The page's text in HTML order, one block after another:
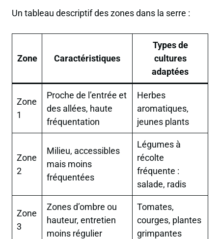
Un tableau descriptif des zones dans la serre :
Zone Caractéristiques
Types de
cultures
adaptées
Zone
1
Proche de l’entrée et
des allées, haute
fréquentation
Herbes
aromatiques,
jeunes plants
Zone
2
Milieu, accessibles
mais moins
fréquentées
Légumes à
récolte
fréquente :
salade, radis
Zone
3
Zones d’ombre ou
hauteur, entretien
moins régulier
Tomates,
courges, plantes
grimpantes